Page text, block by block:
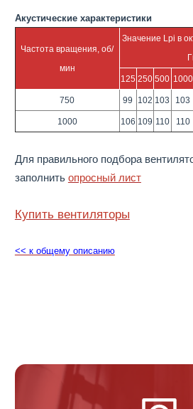
Акустические характеристики
Частота вращения, об/
мин
Значение Lpi в
125 250 500 1000
750 99 102 103 103
1000 106 109 110 110
Для правильного подбора
заполнить опросный лист
Купить вентиляторы
<< к общему описанию